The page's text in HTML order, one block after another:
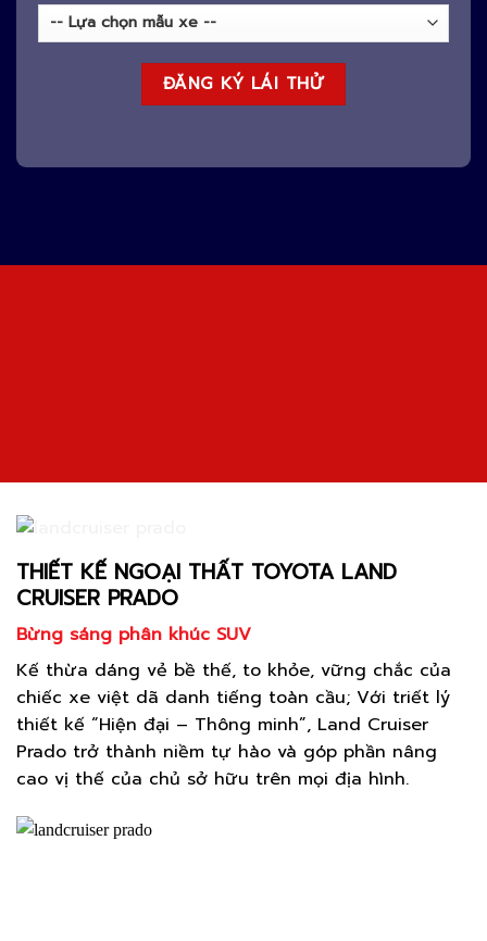
THIẾT KẾ NGOẠI THẤT TOYOTA LAND
CRUISER PRADO
Bừng sáng phân khúc SUV
Kế thừa dáng vẻ bề thế, to khỏe, vững chắc của
chiếc xe việt dã danh tiếng toàn cầu; Với triết lý
thiết kế “Hiện đại – Thông minh”, Land Cruiser
Prado trở thành niềm tự hào và góp phần nâng
cao vị thế của chủ sở hữu trên mọi địa hình.